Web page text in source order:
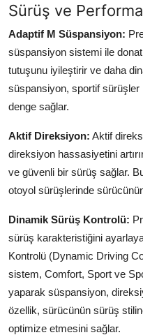
Sürüş ve
Adaptif M Süspansiyon:
süspansiyon sistemi ile
tutuşunu iyileştirir ve daha
süspansiyon, sportif sürüşler
denge sağlar.
Aktif Direksiyon: Aktif
direksiyon hassasiyetini
ve güvenli bir sürüş sağlar.
otoyol sürüşlerinde
Dinamik Sürüş Kontrolü:
sürüş karakteristiğini
Kontrolü (Dynamic Driving
sistem, Comfort, Sport ve
yaparak süspansiyon,
özellik, sürücünün sürüş
optimize etmesini sağlar.